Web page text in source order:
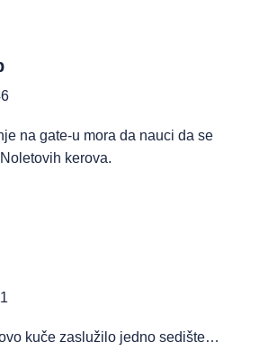
na gate-u mora da nauci da se
kerova.
kuče zaslužilo jedno sedište…